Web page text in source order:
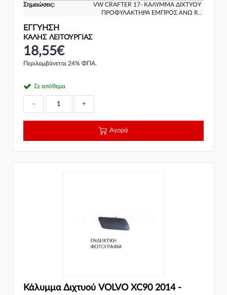
Σημειώσεις:
VW CRAFTER 17- ΚΑΛΥΜΜΑ ΔΙΧΤΥΟΥ
ΠΡΟΦΥΛΑΚΤΗΡΑ ΕΜΠΡΟΣ ΑΝΩ R..
ΕΓΓΎΗΣΗ
ΚΑΛΗΣ ΛΕΙΤΟΥΡΓΙΑΣ
18,55€
Περιλαμβάνεται 24% ΦΠΑ.
Σε απόθεμα
- +
Αγορά
Κάλυμμα Διχτυού VOLVO XC90 2014 -